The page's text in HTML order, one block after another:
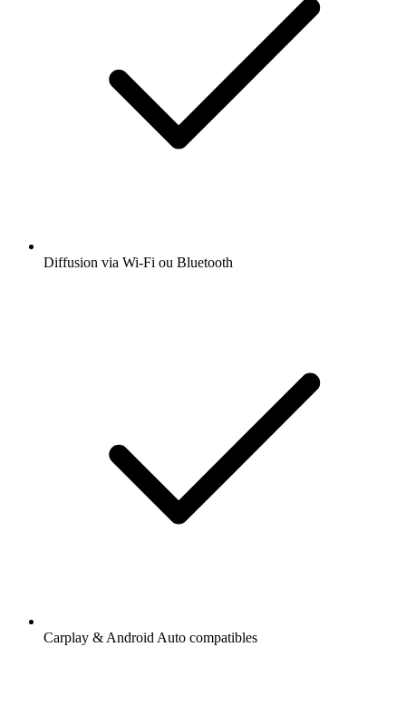
Diffusion via Wi-Fi ou Bluetooth
Carplay & Android Auto compatibles